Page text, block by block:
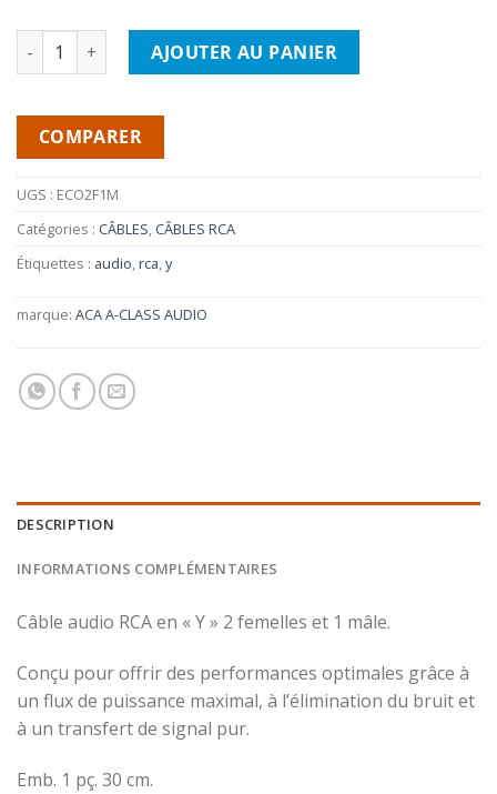
quantité de ACA ECO2F1M Câble RCA Y 2F1M
AJOUTER AU PANIER
COMPARER
UGS : ECO2F1M
Catégories : CÂBLES CÂBLES RCA
Étiquettes : audio rca y
marque: ACA A-CLASS AUDIO
DESCRIPTION
INFORMATIONS COMPLÉMENTAIRES
Câble audio RCA en « Y » 2 femelles et 1 mâle.
Conçu pour offrir des performances optimales grâce à
un flux de puissance maximal, à l’élimination du bruit et
à un transfert de signal pur.
Emb. 1 pç. 30 cm.